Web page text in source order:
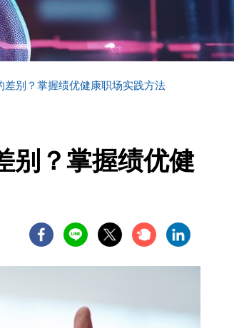
别？掌握绩优健康职场实践方法
别？掌握绩优健